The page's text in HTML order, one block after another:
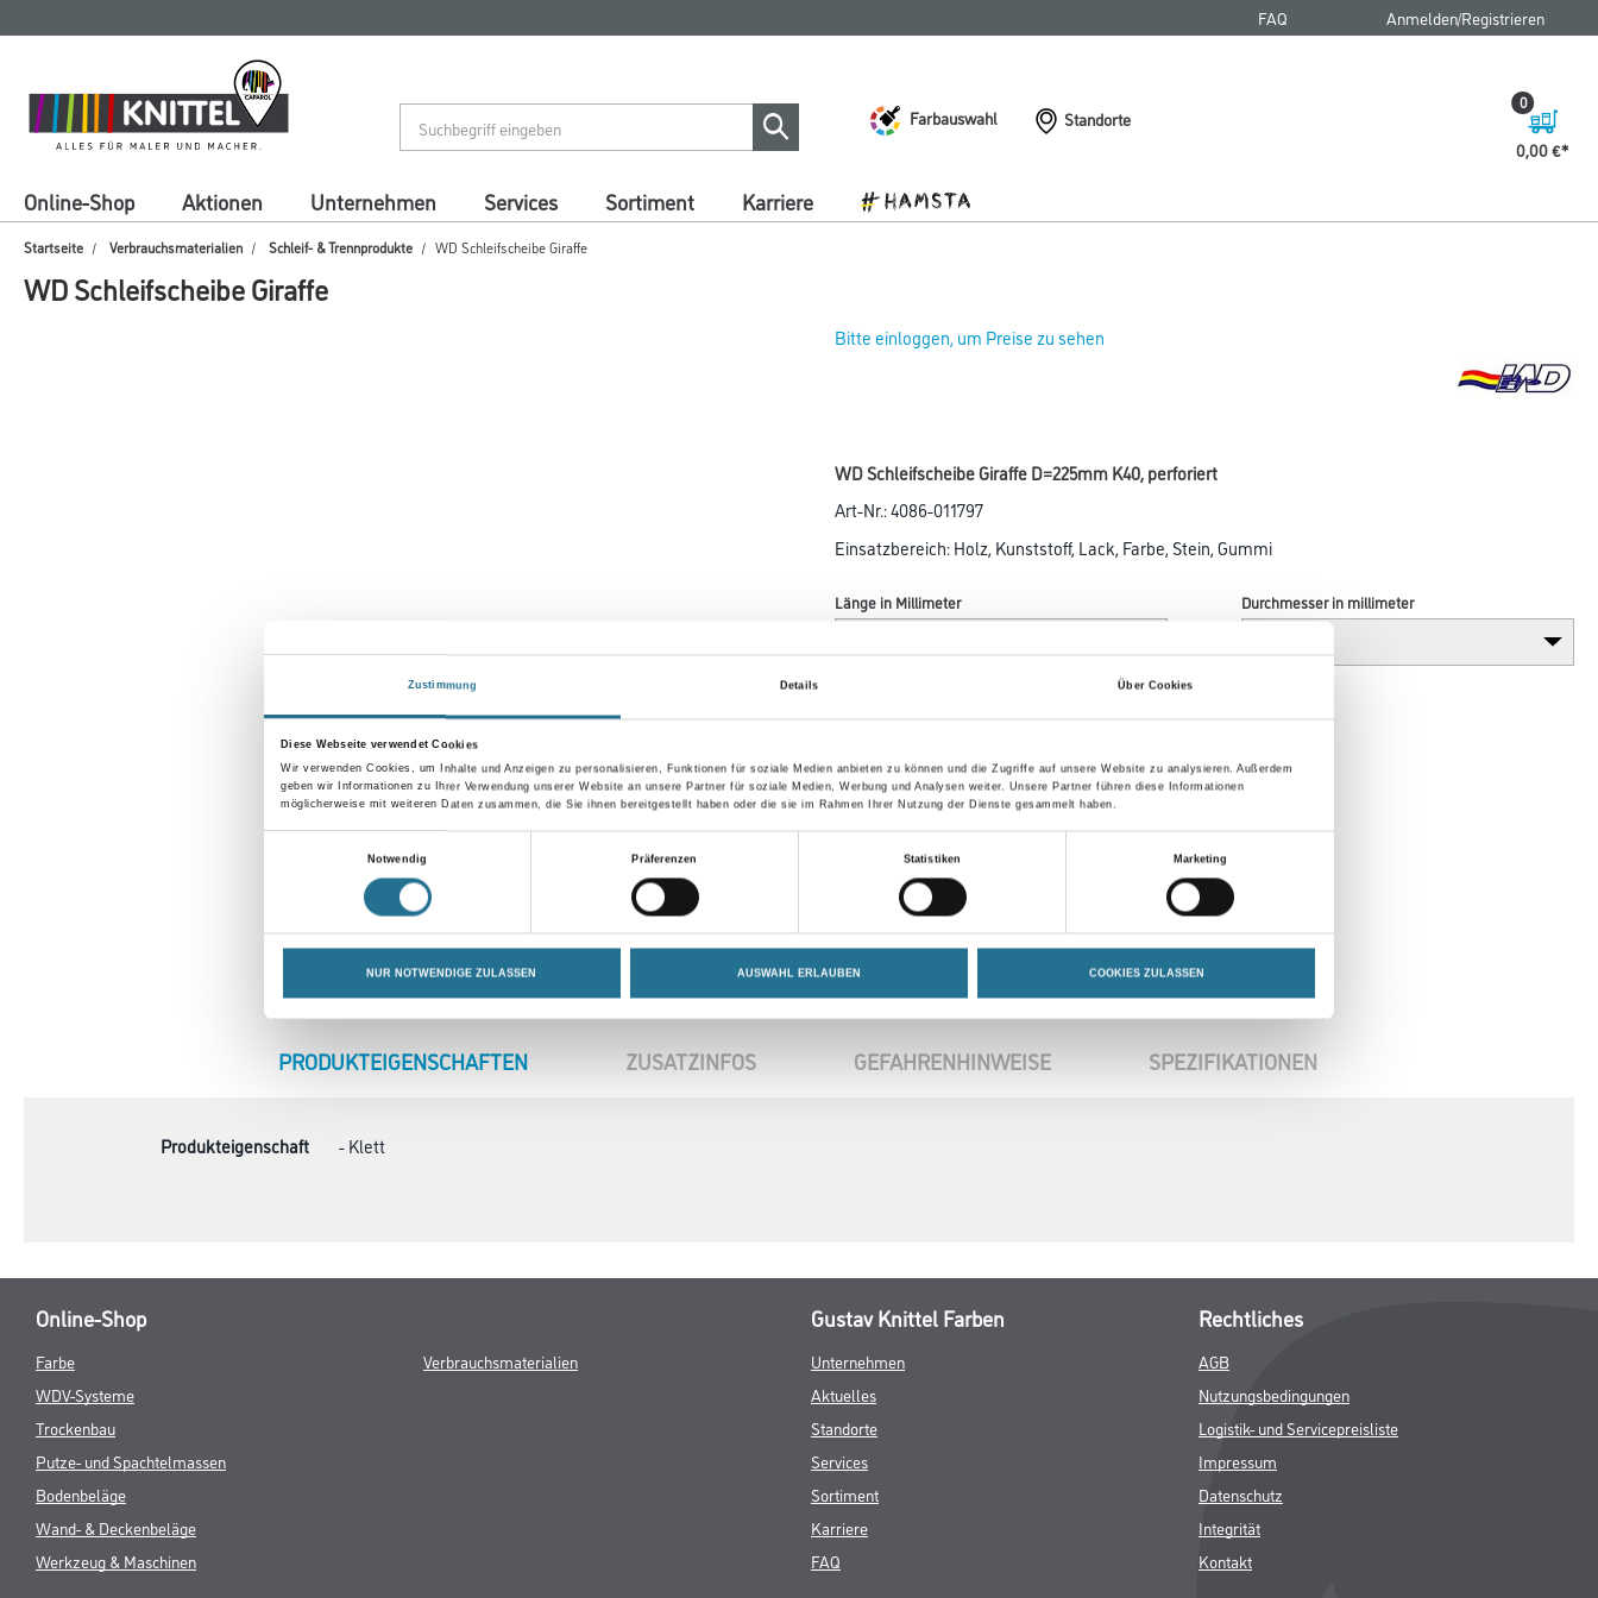
Zustimmung Details Über Cookies
Diese Webseite verwendet Cookies
Wir verwenden Cookies, um Inhalte und Anzeigen zu personalisieren, Funktionen für soziale Medien anbieten zu können und die Zugriffe auf unsere Website zu analysieren. Außerdem
geben wir Informationen zu Ihrer Verwendung unserer Website an unsere Partner für soziale Medien, Werbung und Analysen weiter. Unsere Partner führen diese Informationen
möglicherweise mit weiteren Daten zusammen, die Sie ihnen bereitgestellt haben oder die sie im Rahmen Ihrer Nutzung der Dienste gesammelt haben.
Notwendig
Präferenzen Statistiken Marketing
NUR NOTWENDIGE ZULASSEN AUSWAHL ERLAUBEN COOKIES ZULASSEN
springen
springen
FAQ Anmelden/Registrieren
Farbauswahl
Standorte
0,00 €
0
Online-Shop Aktionen Unternehmen Services Sortiment Karriere
Startseite Verbrauchsmaterialien Schleif- & Trennprodukte WD Schleifscheibe Giraffe
WD Schleifscheibe Giraffe
Bitte einloggen, um Preise zu sehen
WD Schleifscheibe Giraffe D=225mm K40, perforiert
Art-Nr.:4086-011797
Einsatzbereich: Holz, Kunststoff, Lack, Farbe, Stein, Gummi
Länge in Millimeter Durchmesser in millimeter
Umrechnungsfaktoren
CURRENT
PRODUKTEIGENSCHAFTEN ZUSATZINFOS GEFAHRENHINWEISE SPEZIFIKATIONEN
Produkteigenschaft - Klett
Online-Shop
Farbe
WDV-Systeme
Trockenbau
Putze- und Spachtelmassen
Bodenbeläge
Wand- & Deckenbeläge
Werkzeug & Maschinen
Verbrauchsmaterialien
Gustav Knittel Farben
Unternehmen
Aktuelles
Standorte
Services
Sortiment
Karriere
FAQ
Rechtliches
AGB
Nutzungsbedingungen
Logistik- und Servicepreisliste
Impressum
Datenschutz
Integrität
Kontakt